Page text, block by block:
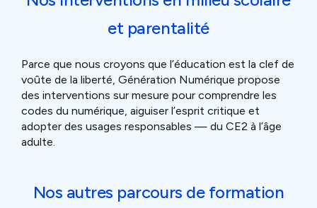
et parentalité
Parce que nous croyons que l’éducation est la clef de
voûte de la liberté, Génération Numérique propose
des interventions sur mesure pour comprendre les
codes du numérique, aiguiser l’esprit critique et
adopter des usages responsables — du CE2 à l’âge
adulte.
Nos autres parcours de formation